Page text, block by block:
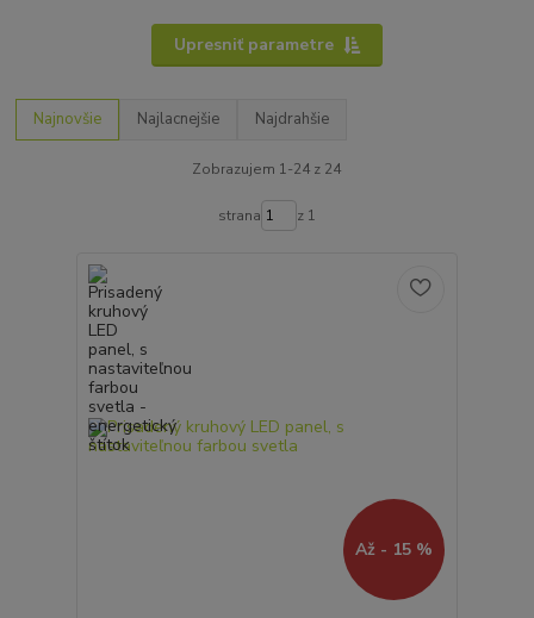
Upresniť parametre
Najnovšie Najlacnejšie Najdrahšie
Zobrazujem 1-24 z 24
strana z 1
Až - 15 %